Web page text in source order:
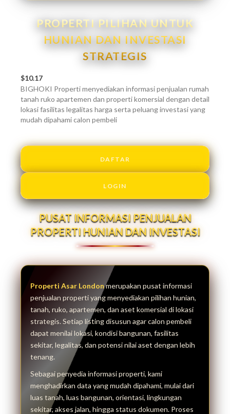
PROPERTI PILIHAN UNTUK
HUNIAN DAN INVESTASI
STRATEGIS
$10.17
BIGHOKI Properti menyediakan informasi penjualan rumah
tanah ruko apartemen dan properti komersial dengan detail
lokasi fasilitas legalitas harga serta peluang investasi yang
mudah dipahami calon pembeli
DAFTAR
LOGIN
PUSAT INFORMASI PENJUALAN
PROPERTI HUNIAN DAN INVESTASI
Properti Asar Londonmerupakan pusat informasi
penjualan properti yang menyediakan pilihan hunian,
tanah, ruko, apartemen, dan aset komersial di lokasi
strategis. Setiap listing disusun agar calon pembeli
dapat menilai lokasi, kondisi bangunan, fasilitas
sekitar, legalitas, dan potensi nilai aset dengan lebih
tenang.
Sebagai penyedia informasi properti, kami
menghadirkan data yang mudah dipahami, mulai dari
luas tanah, luas bangunan, orientasi, lingkungan
sekitar, akses jalan, hingga status dokumen. Proses